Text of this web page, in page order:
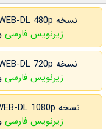
نسخه WEB-DL 480p زبان اصلی و
زیرنویس فارسی
نسخه WEB-DL 720p زبان اصلی و
زیرنویس فارسی
نسخه WEB-DL 1080p زبان اصلی و
زیرنویس فارسی